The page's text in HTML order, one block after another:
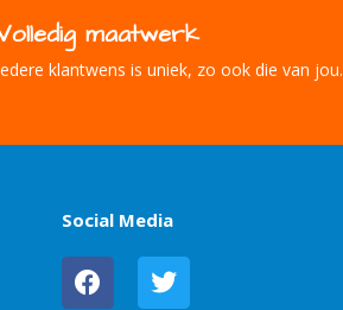
maatwerk
klantwens is uniek, zo ook die van jou.
Social Media